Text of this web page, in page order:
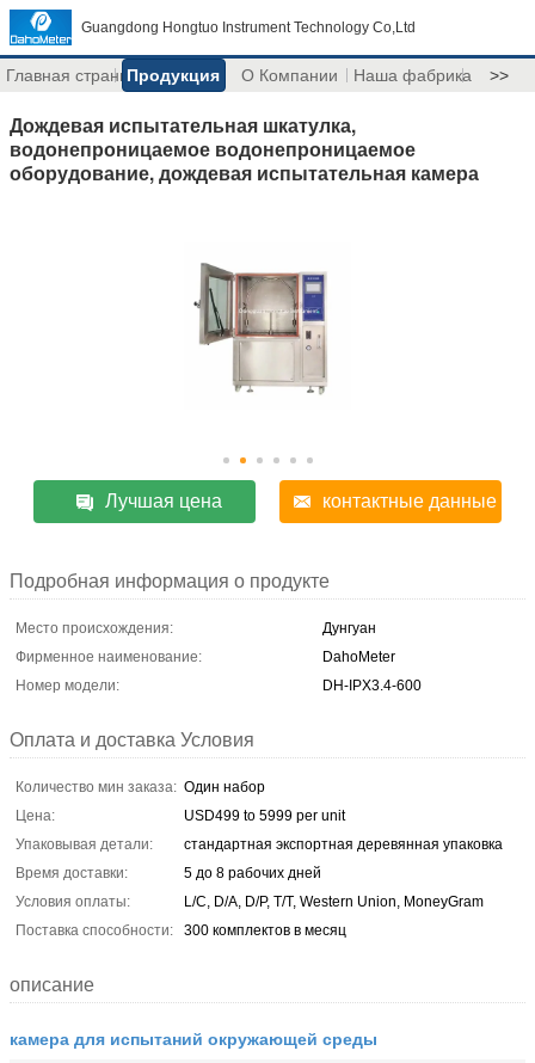
Guangdong Hongtuo Instrument Technology Co,Ltd
Главная страницаПродукция О Компании Наша фабрика >>
Дождевая испытательная шкатулка,
водонепроницаемое водонепроницаемое
оборудование, дождевая испытательная камера
Лучшая цена контактные данные
Подробная информация о продукте
Место происхождения:
Дунгуан
Фирменное наименование:
DahoMeter
Номер модели:
DH-IPX3.4-600
Оплата и доставка Условия
Количество мин заказа: Один набор
Цена:
USD499 to 5999 per unit
Упаковывая детали:
стандартная экспортная деревянная упаковка
Время доставки:
5 до 8 рабочих дней
Условия оплаты:
L/C, D/A, D/P, T/T, Western Union, MoneyGram
Поставка способности:
300 комплектов в месяц
описание
камера для испытаний окружающей среды